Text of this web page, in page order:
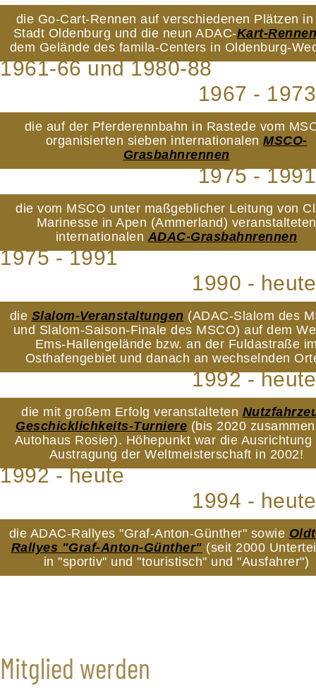
die Go-Cart-Rennen auf verschiedenen Plätzen
Stadt Oldenburg und die neun ADAC-Kart-
dem Gelände des famila-Centers in Oldenburg-
1961-66 und 1980-88
1967 - 1973
die auf der Pferderennbahn in Rastede vom
organisierten sieben internationalen MSCO-
Grasbahnrennen
1975 - 1991
die vom MSCO unter maßgeblicher Leitung von
Marinesse in Apen (Ammerland) veranstalteten
internationalen ADAC-Grasbahnrennen
1975 - 1991
1990 - heute
die Slalom-Veranstaltungen (ADAC-Slalom des
und Slalom-Saison-Finale des MSCO) auf dem
Ems-Hallengelände bzw. an der Fuldastraße
Osthafengebiet und danach an wechselnden
1992 - heute
die mit großem Erfolg veranstalteten
Geschicklichkeits-Turniere (bis 2020
Autohaus Rosier). Höhepunkt war die Ausrichtung
Austragung der Weltmeisterschaft in 2002!
1992 - heute
1994 - heute
die ADAC-Rallyes "Graf-Anton-Günther" sowie
Rallyes "Graf-Anton-Günther" (seit 2000
in "sportiv" und "touristisch" und "Ausfahrer")
Mitglied werden